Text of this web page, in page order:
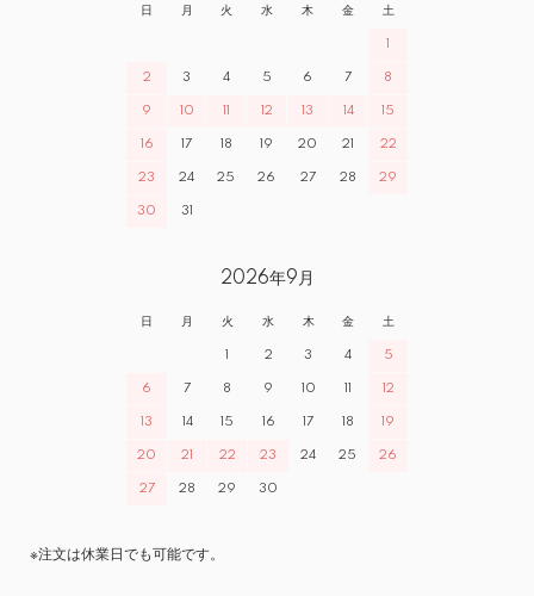
日 月 火 水 木 金 土
2 3 4 5 6 7 8
9 10 12 13 14 15
16 17 18 19 20 21 22
23 24 25 26 27 28 29
30 31
2026年9月
日 月 火 水 木 金 土
2 3 4 5
6 7 8 9 10 12
13 14 15 16 17 18 19
20 21 22 23 24 25 26
27 28 29 30
※注文は休業日でも可能です。